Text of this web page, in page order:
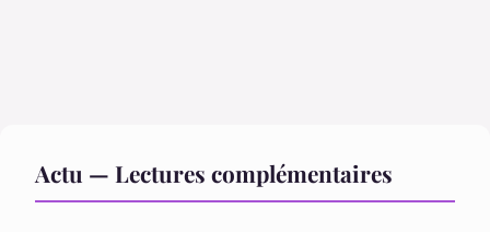
Actu — Lectures complémentaires